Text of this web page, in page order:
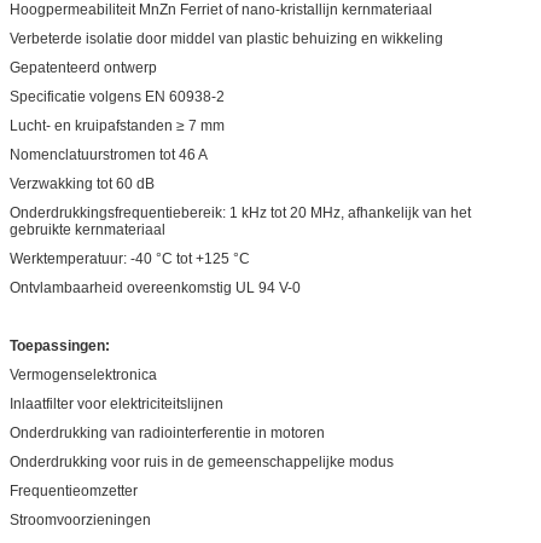
Hoogpermeabiliteit MnZn Ferriet of nano-kristallijn kernmateriaal
Verbeterde isolatie door middel van plastic behuizing en wikkeling
Gepatenteerd ontwerp
Specificatie volgens EN 60938-2
Lucht- en kruipafstanden ≥ 7 mm
Nomenclatuurstromen tot 46 A
Verzwakking tot 60 dB
Onderdrukkingsfrequentiebereik: 1 kHz tot 20 MHz, afhankelijk van het
gebruikte kernmateriaal
Werktemperatuur: -40 °C tot +125 °C
Ontvlambaarheid overeenkomstig UL 94 V-0
Toepassingen:
Vermogenselektronica
Inlaatfilter voor elektriciteitslijnen
Onderdrukking van radiointerferentie in motoren
Onderdrukking voor ruis in de gemeenschappelijke modus
Frequentieomzetter
Stroomvoorzieningen